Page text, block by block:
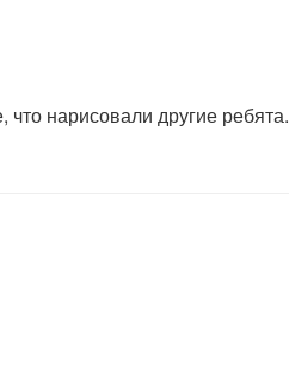
нарисовали другие ребята.